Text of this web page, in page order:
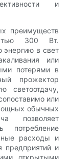
и
преимуществ
300 Вт.
энергию в свет
или
потерями в
прожектор
светоотдачу,
или
обычных
позволяет
потребление
расходы и
предприятий и
открытыми